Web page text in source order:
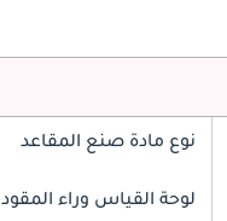
نوع مادة صنع المقاعد
لوحة القياس وراء المقود